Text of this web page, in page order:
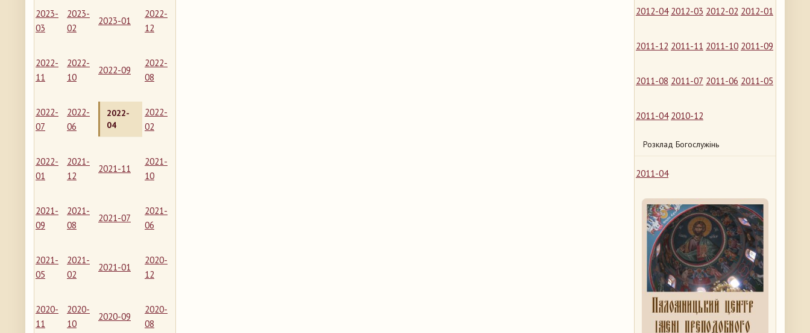
2023-
03
2023-
02
2023-01
2022-
12
2022-
11
2022-
10
2022-09
2022-
08
2022-
07
2022-
06
2022-
04
2022-
02
2022-
01
2021-
12
2021-11
2021-
10
2021-
09
2021-
08
2021-07
2021-
06
2021-
05
2021-
02
2021-01
2020-
12
2020-
11
2020-
10
2020-09
2020-
08
2012-04 2012-03 2012-02 2012-01
2011-12 2011-11 2011-10 2011-09
2011-08 2011-07 2011-06 2011-05
2011-04 2010-12
Розклад Богослужінь
2011-04